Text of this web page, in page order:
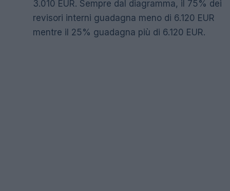
3.010 EUR. Sempre dal diagramma, il 75% dei
revisori interni guadagna meno di 6.120 EUR
mentre il 25% guadagna più di 6.120 EUR.